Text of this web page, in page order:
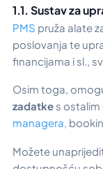
1.1. Sustav za
PMS pruža alate
poslovanja te
financijama i sl.,
Osim toga,
zadatke s
managera,
Možete